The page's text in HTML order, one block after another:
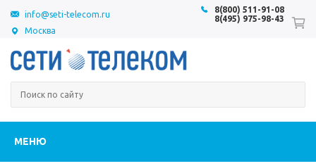
Москва
8(800) 511-91-08
8(495) 975-98-43
info@seti-telecom.ru
МЕНЮ